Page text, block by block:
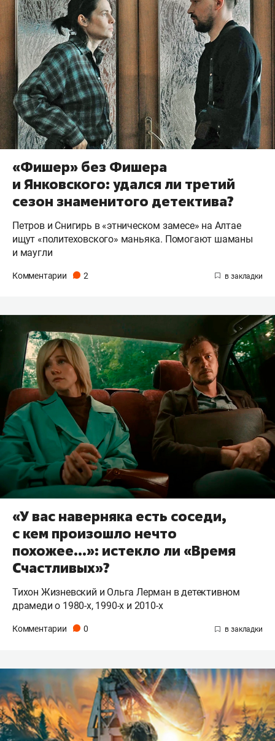
«Фишер» без Фишера
и Янковского: удался ли третий
сезон знаменитого детектива?
Петров и Снигирь в «этническом замесе» на Алтае
ищут «политеховского» маньяка. Помогают шаманы
и маугли
Комментарии 2
«У вас наверняка есть соседи,
с кем произошло нечто
похожее…»: истекло ли «Время
Счастливых»?
Тихон Жизневский и Ольга Лерман в детективном
драмеди о 1980-х, 1990-х и 2010-х
Комментарии 0